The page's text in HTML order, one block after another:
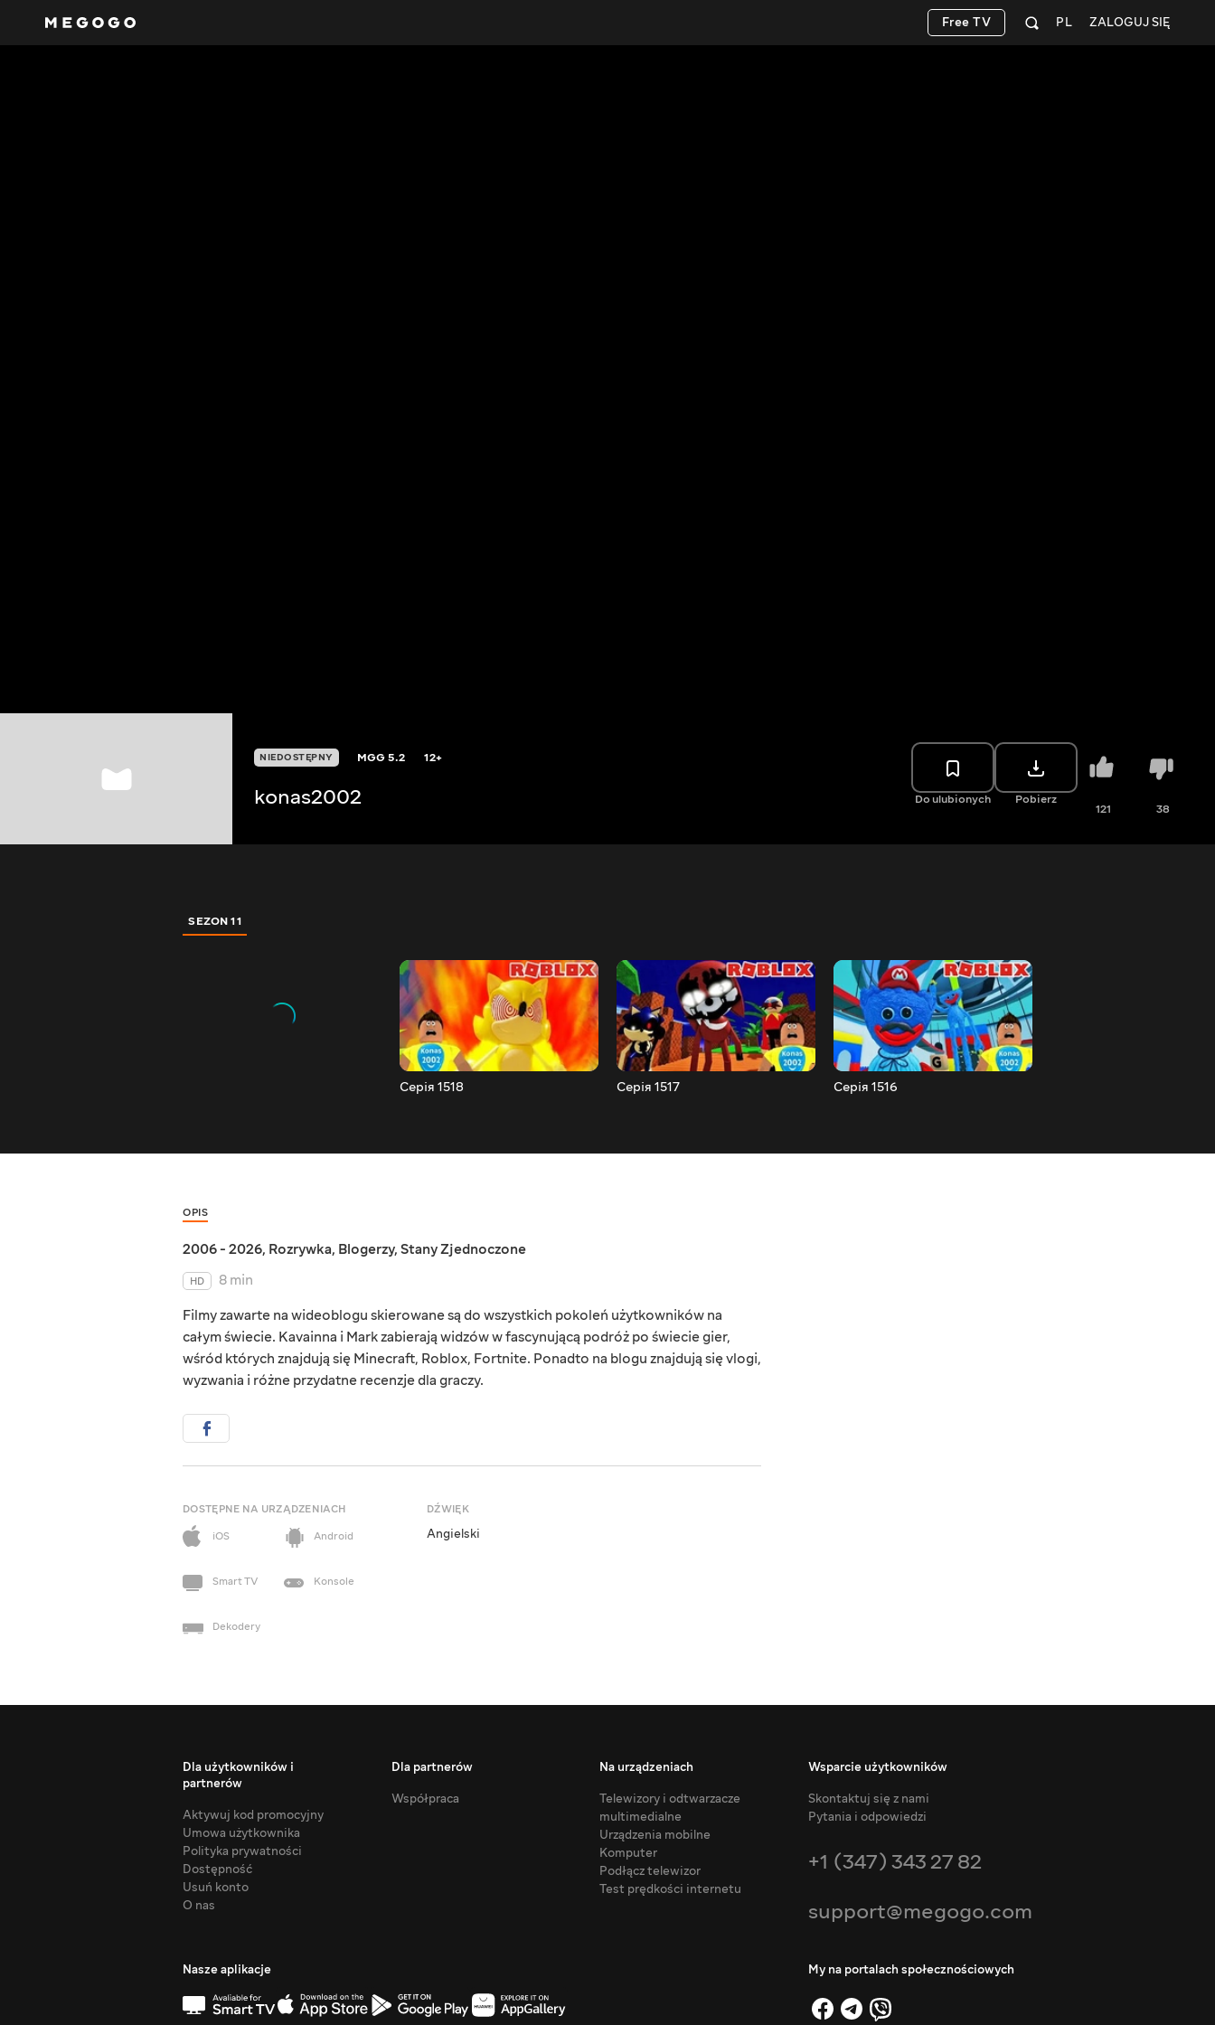
ZALOGUJ SIĘ
PL
Free TV
NIEDOSTĘPNY MGG5.2 12+
konas2002 Do ulubionych Pobierz
121 38
SEZON 11
Серія 1518 Серія 1517 Серія 1516
OPIS
2006 - 2026, Rozrywka, Blogerzy, Stany Zjednoczone
HD
8 min
Filmy zawarte na wideoblogu skierowane są do wszystkich pokoleń użytkowników na
całym świecie. Kavainna i Mark zabierają widzów w fascynującą podróż po świecie gier,
wśród których znajdują się Minecraft, Roblox, Fortnite. Ponadto na blogu znajdują się vlogi,
wyzwania i różne przydatne recenzje dla graczy.
DOSTĘPNE NA URZĄDZENIACH
iOS
Android
Smart TV Konsole
Dekodery
DŹWIĘK
Angielski
Dla użytkowników i
partnerów
Aktywuj kod promocyjny
Umowa użytkownika
Polityka prywatności
Dostępność
Usuń konto
O nas
Dla partnerów
Współpraca
Na urządzeniach
Telewizory i odtwarzacze
multimedialne
Urządzenia mobilne
Komputer
Podłącz telewizor
Test prędkości internetu
Wsparcie użytkowników
Skontaktuj się z nami
Pytania i odpowiedzi
+1 (347) 343 27 82
support@megogo.com
Nasze aplikacje My na portalach społecznościowych